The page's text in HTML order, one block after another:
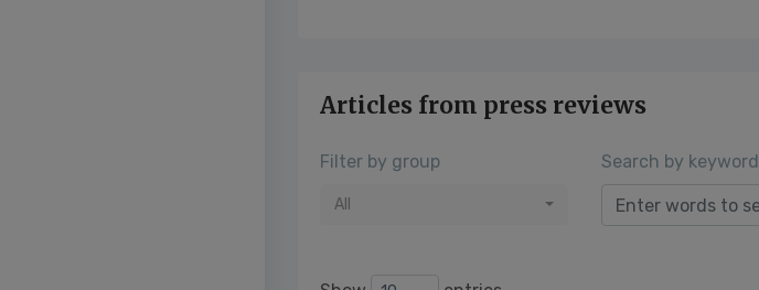
Articles from press reviews
Filter by group
All
Search by keyword